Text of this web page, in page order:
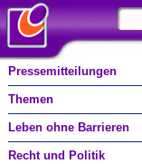
Pressemitteilungen
Themen
Leben ohne Barrieren
Recht und Politik